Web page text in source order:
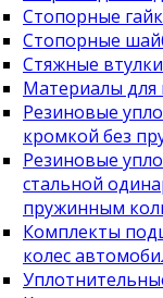
Стопорные
Стопорные
Стяжные втулки
Материалы
Резиновые
кромкой без
Резиновые
стальной
пружинным
Комплекты
колес